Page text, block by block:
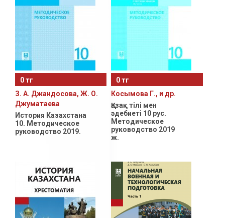
11- класс с узбекским языком обучения
Общественно-Гуманитарное направление
Естественно-Математическое направление
0 тг
З. А. Джандосова, Ж. О.
Джуматаева
История Казахстана
10. Методическое
руководство 2019.
0 тг
Косымова Г., и др.
Қазақ тілі мен
әдебиеті 10 рус.
Методическое
руководство 2019
ж.